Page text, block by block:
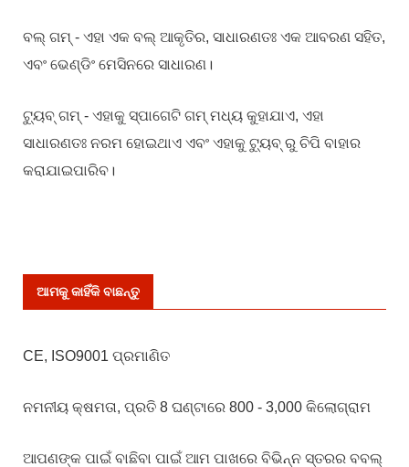
ବଲ୍ ଗମ୍ - ଏହା ଏକ ବଲ୍ ଆକୃତିର, ସାଧାରଣତଃ ଏକ ଆବରଣ ସହିତ,
ଏବଂ ଭେଣ୍ଡିଂ ମେସିନରେ ସାଧାରଣ।
ଟ୍ୟୁବ୍ ଗମ୍ - ଏହାକୁ ସ୍ପାଗେଟି ଗମ୍ ମଧ୍ୟ କୁହାଯାଏ, ଏହା
ସାଧାରଣତଃ ନରମ ହୋଇଥାଏ ଏବଂ ଏହାକୁ ଟ୍ୟୁବ୍ ରୁ ଚିପି ବାହାର
କରାଯାଇପାରିବ।
ଆମକୁ କାହିଁକି ବାଛନ୍ତୁ
CE, ISO9001 ପ୍ରମାଣିତ
ନମନୀୟ କ୍ଷମତା, ପ୍ରତି 8 ଘଣ୍ଟାରେ 800 - 3,000 କିଲୋଗ୍ରାମ
ଆପଣଙ୍କ ପାଇଁ ବାଛିବା ପାଇଁ ଆମ ପାଖରେ ବିଭିନ୍ନ ସ୍ତରର ବବଲ୍